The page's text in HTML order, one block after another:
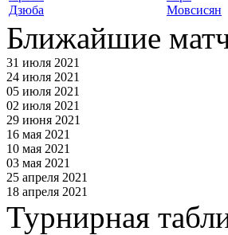
Дзюба
Мовсисян
Ближайшие
31 июля 2021
24 июля 2021
05 июля 2021
02 июля 2021
29 июня 2021
16 мая 2021
10 мая 2021
03 мая 2021
25 апреля 2021
18 апреля 2021
Турнирная